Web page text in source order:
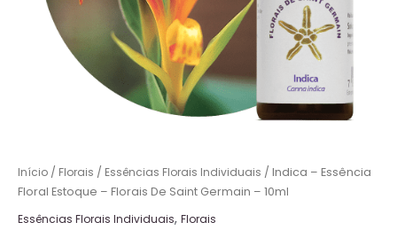
Início / Florais / Essências Florais Individuais / Indica – Essência
Floral Estoque – Florais De Saint Germain – 10ml
Essências Florais Individuais, Florais
quantidade